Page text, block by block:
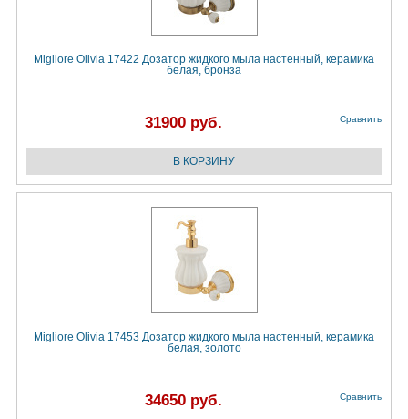
Migliore Olivia 17422 Дозатор жидкого мыла настенный, керамика
белая, бронза
31900 руб. Сравнить
Migliore Olivia 17453 Дозатор жидкого мыла настенный, керамика
белая, золото
34650 руб. Сравнить